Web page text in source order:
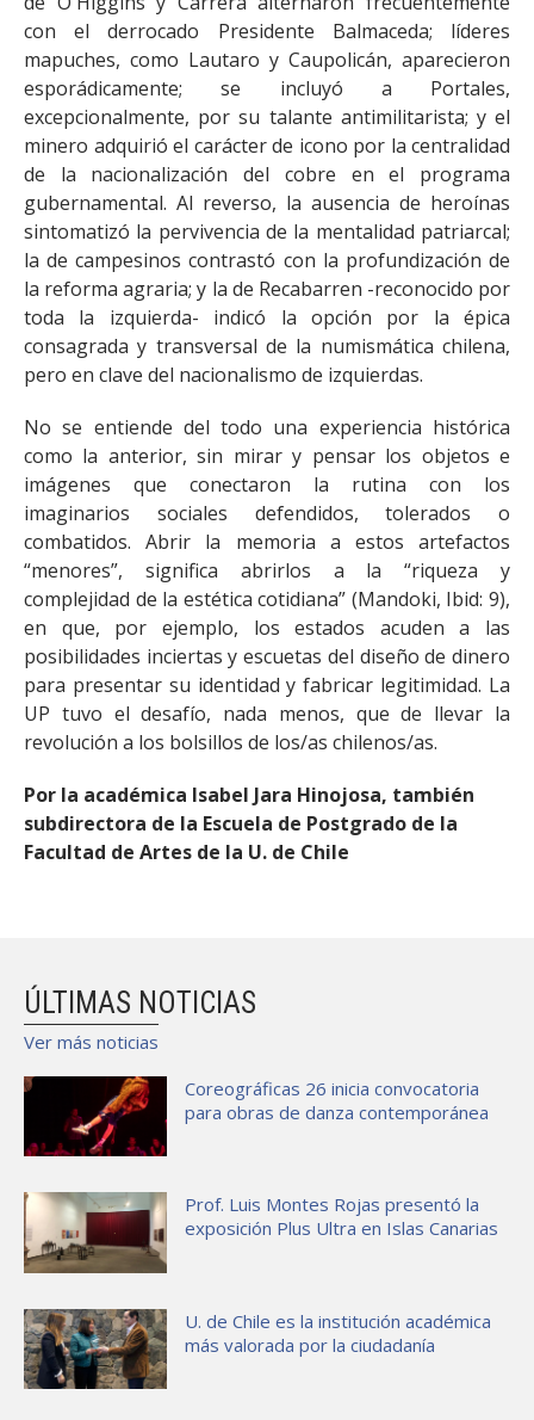
con el derrocado Presidente Balmaceda; líderes
mapuches, como Lautaro y Caupolicán, aparecieron
esporádicamente; se incluyó a Portales,
excepcionalmente, por su talante antimilitarista; y el
minero adquirió el carácter de icono por la centralidad
de la nacionalización del cobre en el programa
gubernamental. Al reverso, la ausencia de heroínas
sintomatizó la pervivencia de la mentalidad patriarcal;
la de campesinos contrastó con la profundización de
la reforma agraria; y la de Recabarren -reconocido por
toda la izquierda- indicó la opción por la épica
consagrada y transversal de la numismática chilena,
pero en clave del nacionalismo de izquierdas.
No se entiende del todo una experiencia histórica
como la anterior, sin mirar y pensar los objetos e
imágenes que conectaron la rutina con los
imaginarios sociales defendidos, tolerados o
combatidos. Abrir la memoria a estos artefactos
“menores”, significa abrirlos a la “riqueza y
complejidad de la estética cotidiana” (Mandoki, Ibid: 9),
en que, por ejemplo, los estados acuden a las
posibilidades inciertas y escuetas del diseño de dinero
para presentar su identidad y fabricar legitimidad. La
UP tuvo el desafío, nada menos, que de llevar la
revolución a los bolsillos de los/as chilenos/as.
Por la académica Isabel Jara Hinojosa, también
subdirectora de la Escuela de Postgrado de la
Facultad de Artes de la U. de Chile
ÚLTIMAS NOTICIAS
Ver más noticias
Coreográficas 26 inicia convocatoria
para obras de danza contemporánea
Prof. Luis Montes Rojas presentó la
exposición Plus Ultra en Islas Canarias
U. de Chile es la institución académica
más valorada por la ciudadanía